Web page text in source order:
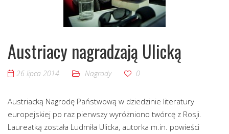
Austriacy nagradzają Ulicką
26 lipca 2014 Nagrody 0
Austriacką Nagrodę Państwową w dziedzinie literatury
europejskiej po raz pierwszy wyróżniono twórcę z Rosji.
Laureatką została Ludmiła Ulicka, autorka m.in. powieści